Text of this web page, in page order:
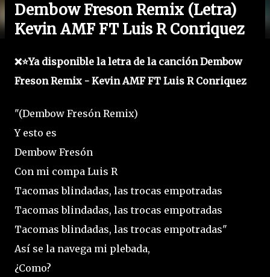
Dembow Freson Remix (Letra)
Kevin AMF FT Luis R Conriquez
❌⭐Ya disponible la letra de la canción Dembow
Freson Remix - Kevin AMF FT Luis R Conriquez
"(Dembow Fresón Remix)
Y esto es
Dembow Fresón
Con mi compa Luis R
Tacomas blindadas, las trocas empotradas
Tacomas blindadas, las trocas empotradas
Tacomas blindadas, las trocas empotradas"
Así se la navega mi plebada,
¿Como?